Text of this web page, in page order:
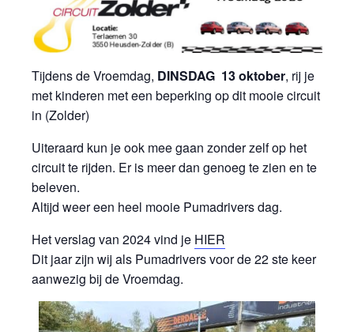
Tijdens de Vroemdag, DINSDAG 13 oktober, rij je
met kinderen met een beperking op dit mooie circuit
in (Zolder)
Uiteraard kun je ook mee gaan zonder zelf op het
circuit te rijden. Er is meer dan genoeg te zien en te
beleven.
Altijd weer een heel mooie Pumadrivers dag.
Het verslag van 2024 vind je HIER
Dit jaar zijn wij als Pumadrivers voor de 22 ste keer
aanwezig bij de Vroemdag.